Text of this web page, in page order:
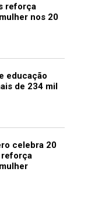
reforça
nos 20
educação
de 234 mil
celebra 20
reforça